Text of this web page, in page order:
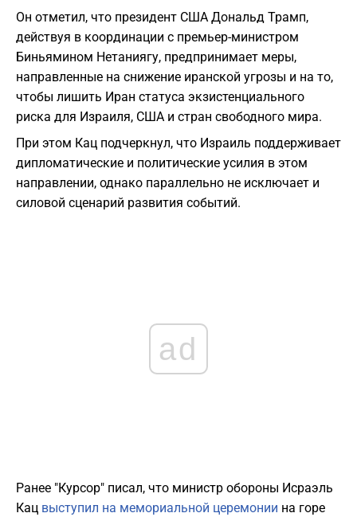
Он отметил, что президент США Дональд Трамп,
действуя в координации с премьер-министром
Биньямином Нетаниягу, предпринимает меры,
направленные на снижение иранской угрозы и на то,
чтобы лишить Иран статуса экзистенциального
риска для Израиля, США и стран свободного мира.
При этом Кац подчеркнул, что Израиль поддерживает
дипломатические и политические усилия в этом
направлении, однако параллельно не исключает и
силовой сценарий развития событий.
ad
Ранее "Курсор" писал, что министр обороны Исраэль
Кац выступил на мемориальной церемонии на горе